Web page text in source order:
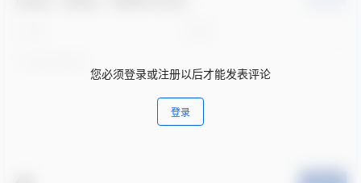
您必须登录或注册以后才能发表评论
登录